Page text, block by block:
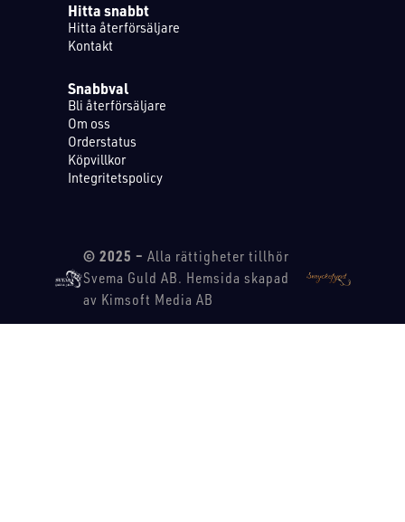
Hitta snabbt
Hitta återförsäljare
Kontakt
Snabbval
Bli återförsäljare
Om oss
Orderstatus
Köpvillkor
Integritetspolicy
© 2025 – Alla rättigheter tillhör
Svema Guld AB. Hemsida skapad
av Kimsoft Media AB